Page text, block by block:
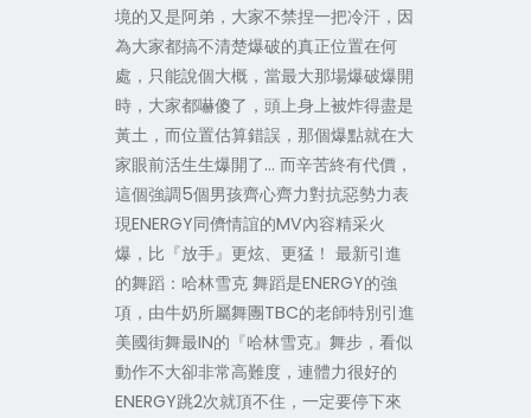
境的又是阿弟，大家不禁捏一把冷汗，因
為大家都搞不清楚爆破的真正位置在何
處，只能說個大概，當最大那場爆破爆開
時，大家都嚇傻了，頭上身上被炸得盡是
黃土，而位置估算錯誤，那個爆點就在大
家眼前活生生爆開了… 而辛苦終有代價，
這個強調5個男孩齊心齊力對抗惡勢力表
現ENERGY同儕情誼的MV內容精采火
爆，比『放手』更炫、更猛！ 最新引進
的舞蹈：哈林雪克 舞蹈是ENERGY的強
項，由牛奶所屬舞團TBC的老師特別引進
美國街舞最IN的『哈林雪克』舞步，看似
動作不大卻非常高難度，連體力很好的
ENERGY跳2次就頂不住，一定要停下來